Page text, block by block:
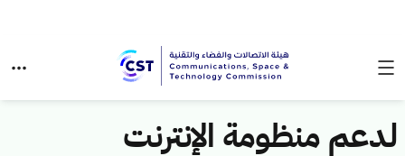
لدعم منظومة الإنترنت